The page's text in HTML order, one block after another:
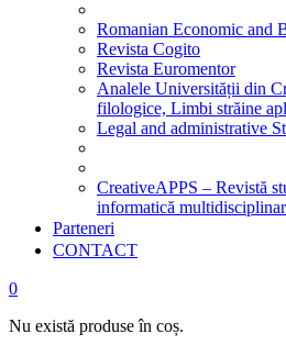
Romanian Economic and
Revista Cogito
Revista Euromentor
Analele Universității din
filologice, Limbi străine
Legal and administrative
CreativeAPPS – Revistă
informatică
Parteneri
CONTACT
0
Nu există produse în coș.